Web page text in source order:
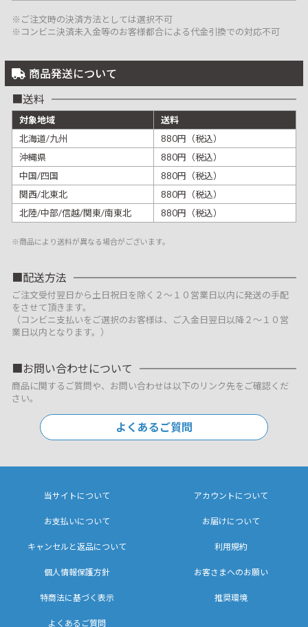
※ご注文時の決済方法としては選択不可
※コンビニ決済未入金等のお客様都合による代金引換での対応不可
商品発送について
送料
対象地域
送料
北海道/九州
880円（税込）
沖縄県
880円（税込）
中国/四国
880円（税込）
関西/北東北
880円（税込）
北陸/中部/信越/関東/南東北
880円（税込）
※商品により送料が異なる場合がございます。
配送方法
ご注文受付翌日から土日祝日を除く２～１０営業日以内に発送の手配
をさせて頂きます。
（コンビニ支払いをご選択のお客様は、ご入金日翌日以降２～１０営
業日以内となります。）
お問い合わせについて
商品に関するご質問や、お問い合わせは以下のリンク先をご確認くだ
さい。
よくあるご質問
当サイトについて アカウントについて
お支払いについて お届けについて
キャンセルと返品について 利用規約
個人情報保護方針 お客さまへのお願い
特商法に基づく表示 推奨環境
よくあるご質問